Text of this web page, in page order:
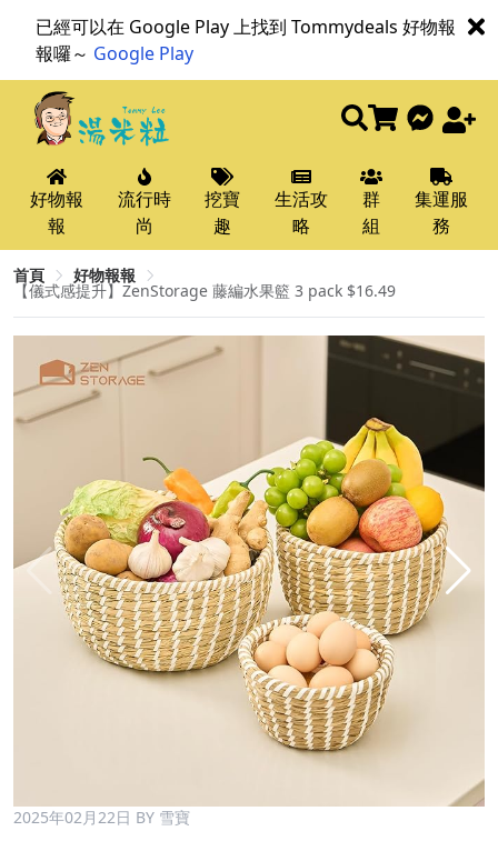
已經可以在 Google Play 上找到 Tommydeals 好物報
報囉～ Google Play
好物報
報
流行時
尚
挖寶
趣
生活攻
略
群
組
集運服
務
首頁 好物報報
【儀式感提升】ZenStorage 藤編水果籃 3 pack $16.49
2025年02月22日 BY 雪寶